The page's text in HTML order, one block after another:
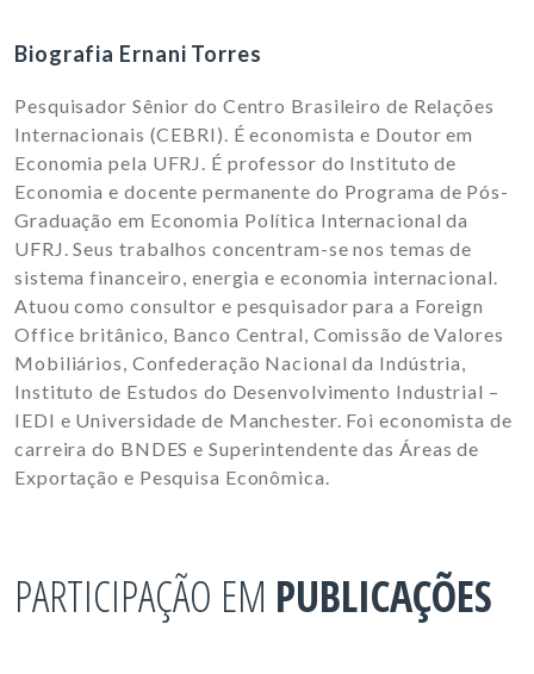
Biografia Ernani Torres
Pesquisador Sênior do Centro Brasileiro de Relações
Internacionais (CEBRI). É economista e Doutor em
Economia pela UFRJ. É professor do Instituto de
Economia e docente permanente do Programa de Pós-
Graduação em Economia Política Internacional da
UFRJ. Seus trabalhos concentram-se nos temas de
sistema financeiro, energia e economia internacional.
Atuou como consultor e pesquisador para a Foreign
Office britânico, Banco Central, Comissão de Valores
Mobiliários, Confederação Nacional da Indústria,
Instituto de Estudos do Desenvolvimento Industrial –
IEDI e Universidade de Manchester. Foi economista de
carreira do BNDES e Superintendente das Áreas de
Exportação e Pesquisa Econômica.
PARTICIPAÇÃO EM PUBLICAÇÕES